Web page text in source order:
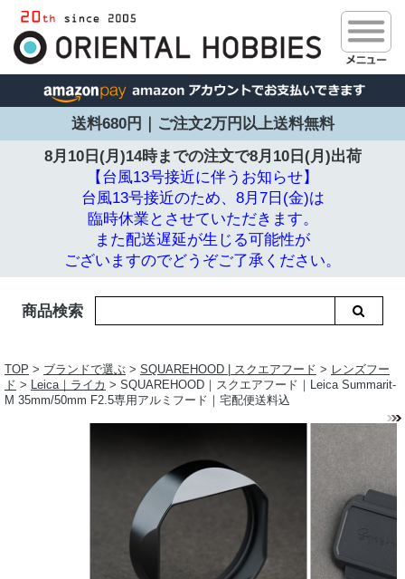
送料680円｜ご注文2万円以上送料無料
8月10日(月)14時までの注文で8月10日(月)出荷
【台風13号接近に伴うお知らせ】
台風13号接近のため、8月7日(金)は
臨時休業とさせていただきます。
また配送遅延が生じる可能性が
ございますのでどうぞご了承ください。
商品検索
TOP > ブランドで選ぶ > SQUAREHOOD | スクエアフード > レンズフー
ド > Leica｜ライカ > SQUAREHOOD｜スクエアフード｜Leica Summarit-
M 35mm/50mm F2.5専用アルミフード｜宅配便送料込